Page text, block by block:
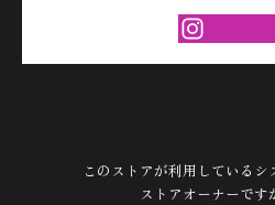
このストアが利用しているシ
ストアオーナーです